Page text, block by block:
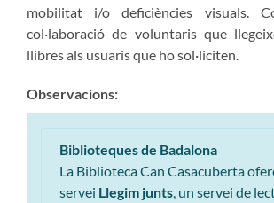
mobilitat i/o deficiències visuals.
col·laboració de voluntaris que
llibres als usuaris que ho sol·liciten.
Observacions:
Biblioteques de Badalona
La Biblioteca Can Casacuberta
servei Llegim junts, un servei de